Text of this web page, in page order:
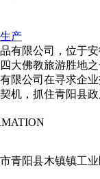
产
有限公司，位于
大佛教旅游胜地
限公司在寻求企
机，抓住青阳县政
青阳县木镇镇工业